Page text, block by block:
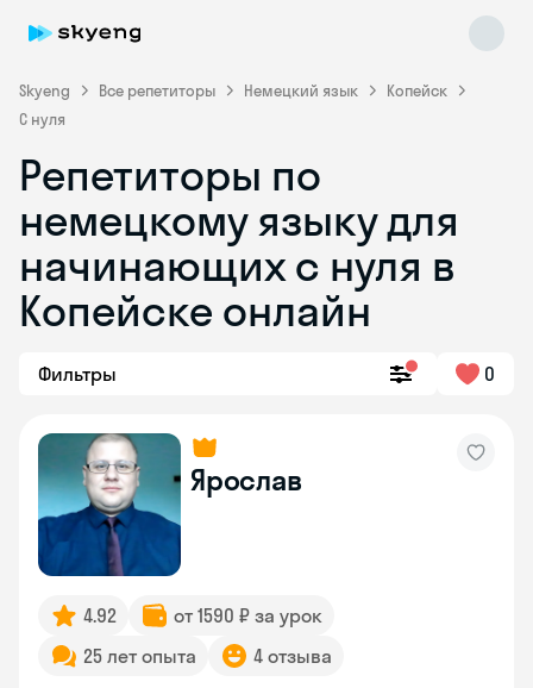
Skyeng Все репетиторы Немецкий язык
Копейск
С нуля
Репетиторы по
немецкому языку для
начинающих с нуля в
Копейске онлайн
Фильтры 0
Ярослав
4.92
от 1590 ₽ за урок
25 лет опыта
4 отзыва
Skyeng Chat